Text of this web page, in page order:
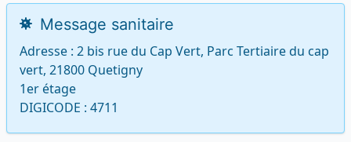
Message sanitaire
Adresse : 2 bis rue du Cap Vert, Parc Tertiaire du cap
vert, 21800 Quetigny
1er étage
DIGICODE : 4711